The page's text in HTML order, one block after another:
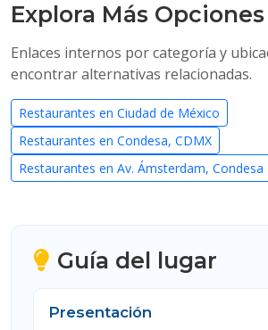
Explora Más Opciones
Enlaces internos por categoría y
encontrar alternativas relacionadas.
Restaurantes en Ciudad de México
Restaurantes en Condesa, CDMX
Restaurantes en Av. Ámsterdam, Condesa
Guía del lugar
Presentación